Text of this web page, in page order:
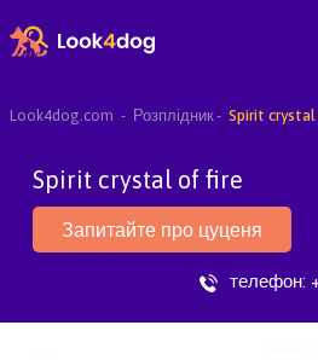
Look4dog.com Розплідник Spirit
Spirit crystal of fire
Запитайте про цуценя
телефон: